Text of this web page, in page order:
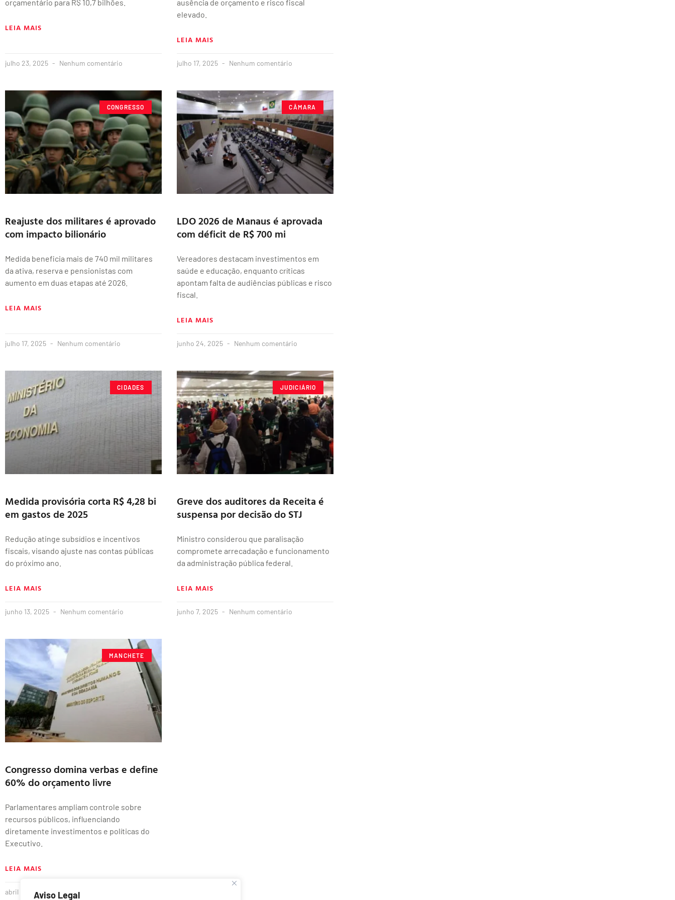
Aviso Legal
orçamentário para R$ 10,7 bilhões.
LEIA MAIS
julho 23, 2025 Nenhum comentário
ausência de orçamento e risco fiscal
elevado.
LEIA MAIS
julho 17, 2025 Nenhum comentário
CONGRESSO
Reajuste dos militares é aprovado
com impacto bilionário
Medida beneficia mais de 740 mil militares
da ativa, reserva e pensionistas com
aumento em duas etapas até 2026.
LEIA MAIS
julho 17, 2025 Nenhum comentário
CÂMARA
LDO 2026 de Manaus é aprovada
com déficit de R$ 700 mi
Vereadores destacam investimentos em
saúde e educação, enquanto críticas
apontam falta de audiências públicas e risco
fiscal.
LEIA MAIS
junho 24, 2025 Nenhum comentário
CIDADES
Medida provisória corta R$ 4,28 bi
em gastos de 2025
Redução atinge subsídios e incentivos
fiscais, visando ajuste nas contas públicas
do próximo ano.
LEIA MAIS
junho 13, 2025 Nenhum comentário
JUDICIÁRIO
Greve dos auditores da Receita é
suspensa por decisão do STJ
Ministro considerou que paralisação
compromete arrecadação e funcionamento
da administração pública federal.
LEIA MAIS
junho 7, 2025 Nenhum comentário
MANCHETE
Congresso domina verbas e define
60% do orçamento livre
Parlamentares ampliam controle sobre
recursos públicos, influenciando
diretamente investimentos e políticas do
Executivo.
LEIA MAIS
abril 21, 2025 Nenhum comentário